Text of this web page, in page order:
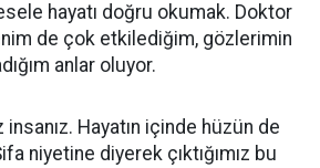
hayatı doğru okumak. Doktor
de çok etkilediğim, gözlerimin
anlar oluyor.
Hayatın içinde hüzün de
niyetine diyerek çıktığımız bu